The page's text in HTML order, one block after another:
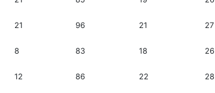
21 96 21 27
8 83 18 26
12 86 22 28